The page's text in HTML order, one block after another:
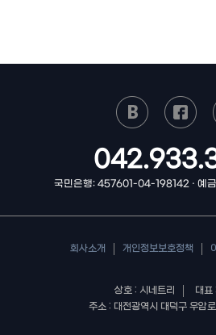
국민은행: 457601-04-198142 · 예
회사소개 개인정보보호정책
상호 : 시네트리
대표
주소 : 대전광역시 대덕구 우암